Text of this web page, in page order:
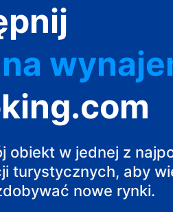
obiekt w jednej z
turystycznych, aby
nowe rynki.